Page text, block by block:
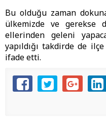
Bu olduğu zaman
ülkemizde ve gerekse
ellerinden geleni
yapıldığı takdirde de
ifade etti.